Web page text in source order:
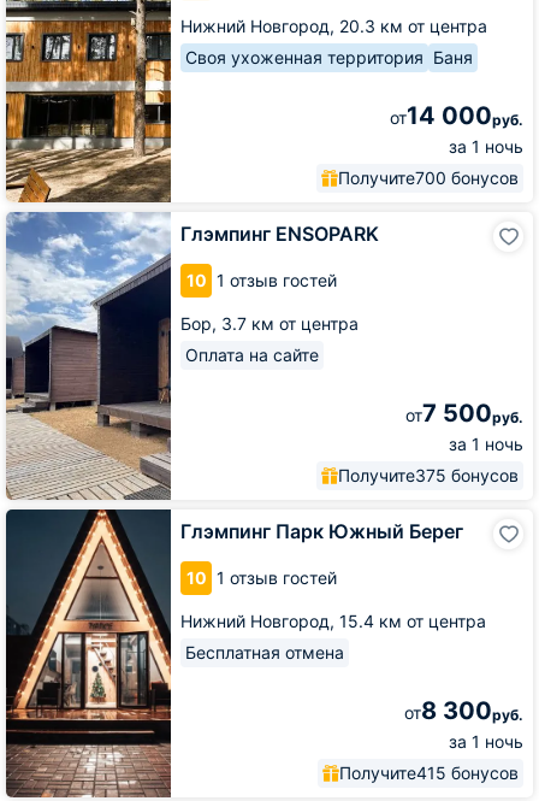
Нижний Новгород, 20.3 км от центра
Своя ухоженная территория Баня
от14 000руб.
за 1 ночь
Получите700 бонусов
Лофт
Глэмпинг ENSOPARK
10 1 отзыв гостей
Бор, 3.7 км от центра
Оплата на сайте
от7 500руб.
за 1 ночь
Получите375 бонусов
Глэмпинг
ENSOPARK
Глэмпинг Парк Южный Берег
10 1 отзыв гостей
Нижний Новгород, 15.4 км от центра
Бесплатная отмена
от8 300руб.
за 1 ночь
Получите415 бонусов
Глэмпинг